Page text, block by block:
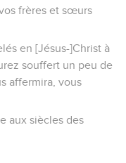
frères et sœurs
en [Jésus-]Christ à
souffert un peu de
affermira, vous
aux siècles des